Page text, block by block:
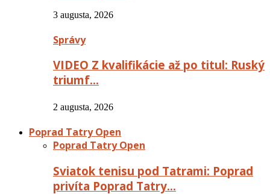
3 augusta, 2026
Správy
VIDEO Z kvalifikácie až po titul: Ruský
triumf…
2 augusta, 2026
Poprad Tatry Open
Poprad Tatry Open
Sviatok tenisu pod Tatrami: Poprad
privíta Poprad Tatry…